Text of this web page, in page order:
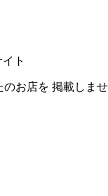
ト
のお店を 掲載しま